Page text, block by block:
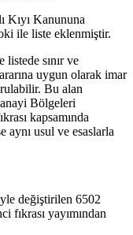
Kıyı Kanununa
ile liste eklenmiştir.
sınır ve
uygun olarak imar
Bu alan
Bölgeleri
kapsamında
aynı usul ve esaslarla
değiştirilen 6502
fıkrası yayımından